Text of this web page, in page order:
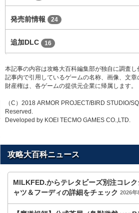
発売前情報 24
追加DLC 16
本記事の内容は攻略大百科編集部が独自に調査し
記事内で引用しているゲームの名称、画像、文
財産権は、各ゲームの提供元企業に帰属します。
（C）2018 ARMOR PROJECT/BIRD STUDIO/
Reserved.
Developed by KOEI TECMO GAMES CO.,LTD.
攻略大百科ニュース
MILKFED.からテレタビーズ別注コレ
ャツ＆フーディの詳細をチェック 2026年